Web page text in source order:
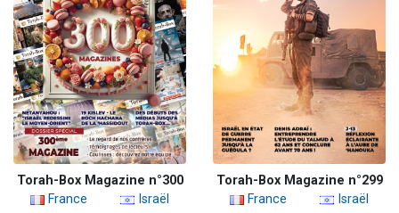
Torah-Box Magazine n°300
France
Israël
Torah-Box Magazine n°299
France
Israël